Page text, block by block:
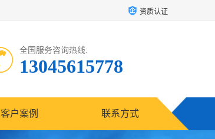
资质认证
全国服务咨询热线:
13045615778
客户案例 联系方式